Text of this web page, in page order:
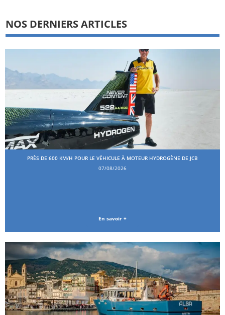
NOS DERNIERS ARTICLES
PRÈS DE 600 KM/H POUR LE VÉHICULE À MOTEUR HYDROGÈNE DE JCB
07/08/2026
En savoir +